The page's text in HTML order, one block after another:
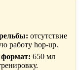
отсутствие
работу hop-up.
650 мл